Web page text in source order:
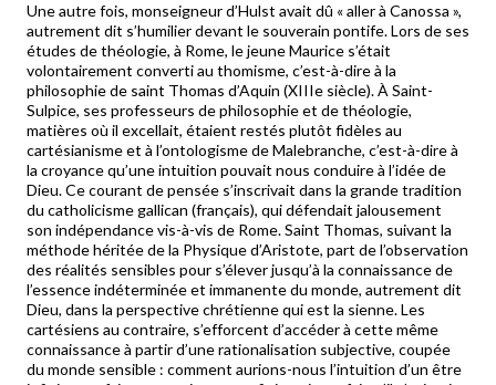
Une autre fois, monseigneur d’Hulst avait dû « aller à Canossa »,
autrement dit s’humilier devant le souverain pontife. Lors de ses
études de théologie, à Rome, le jeune Maurice s’était
volontairement converti au thomisme, c’est-à-dire à la
philosophie de saint Thomas d’Aquin (XIIIe siècle). À Saint-
Sulpice, ses professeurs de philosophie et de théologie,
matières où il excellait, étaient restés plutôt fidèles au
cartésianisme et à l’ontologisme de Malebranche, c’est-à-dire à
la croyance qu’une intuition pouvait nous conduire à l’idée de
Dieu. Ce courant de pensée s’inscrivait dans la grande tradition
du catholicisme gallican (français), qui défendait jalousement
son indépendance vis-à-vis de Rome. Saint Thomas, suivant la
méthode héritée de la Physique d’Aristote, part de l’observation
des réalités sensibles pour s’élever jusqu’à la connaissance de
l’essence indéterminée et immanente du monde, autrement dit
Dieu, dans la perspective chrétienne qui est la sienne. Les
cartésiens au contraire, s’efforcent d’accéder à cette même
connaissance à partir d’une rationalisation subjective, coupée
du monde sensible : comment aurions-nous l’intuition d’un être